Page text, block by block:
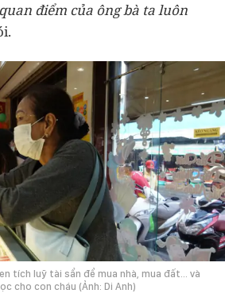
điểm của ông bà ta luôn
tích luỹ tài sẩn để mua nhà, mua đất... và
cho con cháu (Ảnh: Di Anh)